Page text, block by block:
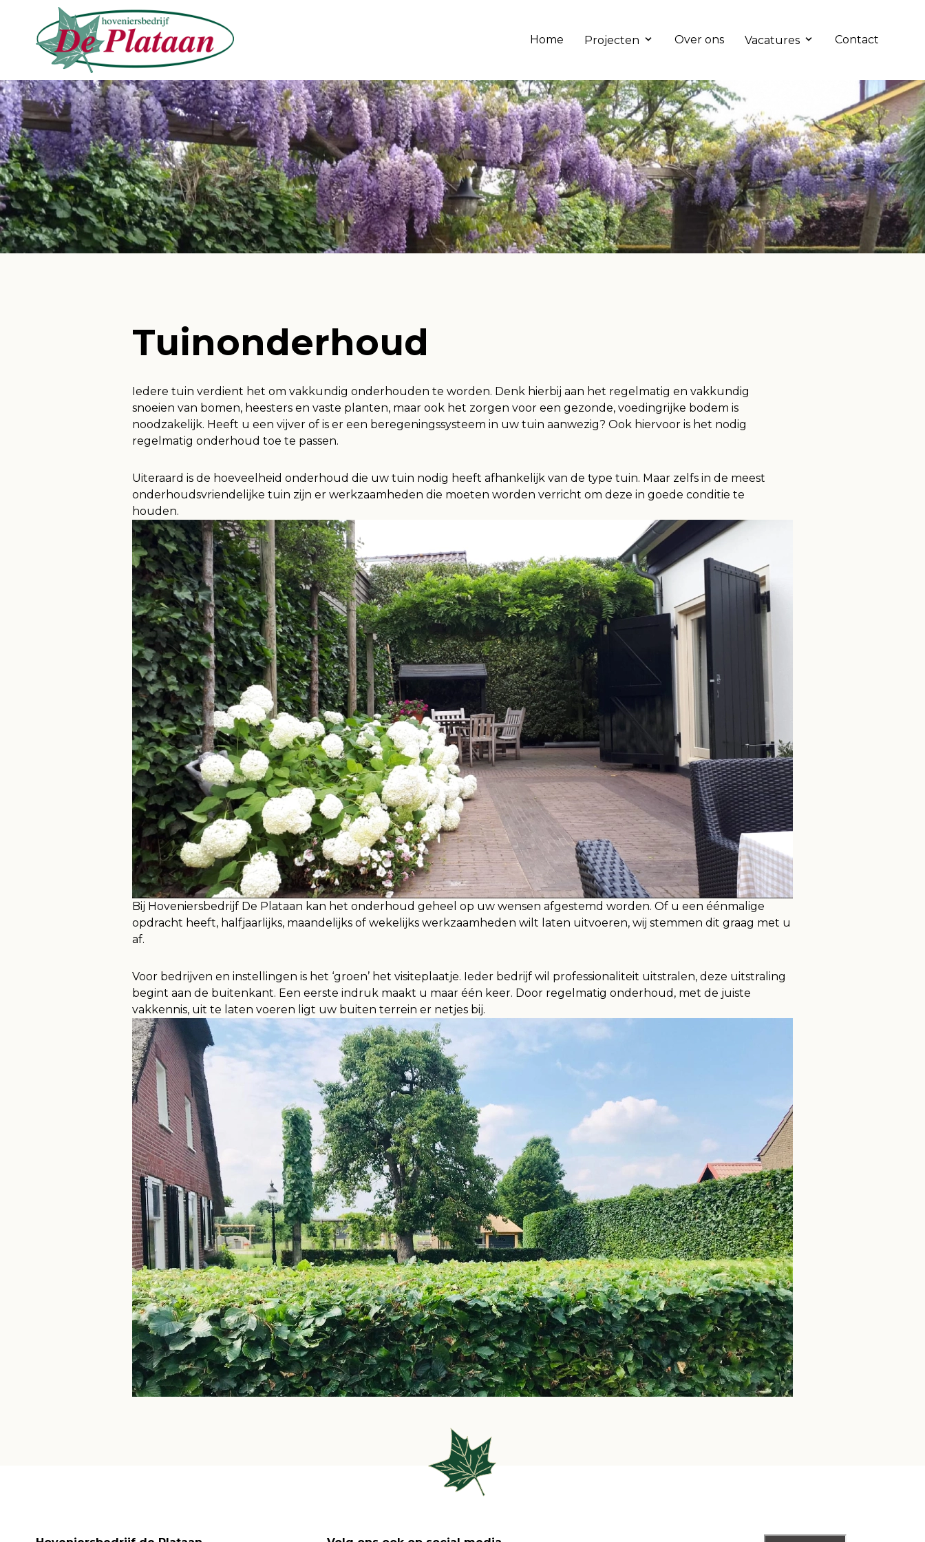
Home Projecten Over ons Vacatures Contact
Tuinonderhoud
Iedere tuin verdient het om vakkundig onderhouden te worden. Denk hierbij aan het regelmatig en vakkundig
snoeien van bomen, heesters en vaste planten, maar ook het zorgen voor een gezonde, voedingrijke bodem is
noodzakelijk. Heeft u een vijver of is er een beregeningssysteem in uw tuin aanwezig? Ook hiervoor is het nodig
regelmatig onderhoud toe te passen.
Uiteraard is de hoeveelheid onderhoud die uw tuin nodig heeft afhankelijk van de type tuin. Maar zelfs in de meest
onderhoudsvriendelijke tuin zijn er werkzaamheden die moeten worden verricht om deze in goede conditie te
houden.
Bij Hoveniersbedrijf De Plataan kan het onderhoud geheel op uw wensen afgestemd worden. Of u een éénmalige
opdracht heeft, halfjaarlijks, maandelijks of wekelijks werkzaamheden wilt laten uitvoeren, wij stemmen dit graag met u
af.
Voor bedrijven en instellingen is het ‘groen’ het visiteplaatje. Ieder bedrijf wil professionaliteit uitstralen, deze uitstraling
begint aan de buitenkant. Een eerste indruk maakt u maar één keer. Door regelmatig onderhoud, met de juiste
vakkennis, uit te laten voeren ligt uw buiten terrein er netjes bij.